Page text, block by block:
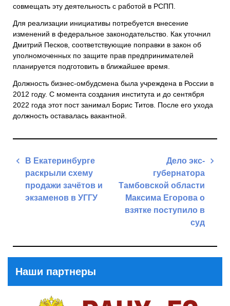
совмещать эту деятельность с работой в РСПП.
Для реализации инициативы потребуется внесение
изменений в федеральное законодательство. Как уточнил
Дмитрий Песков, соответствующие поправки в закон об
уполномоченных по защите прав предпринимателей
планируется подготовить в ближайшее время.
Должность бизнес-омбудсмена была учреждена в России в
2012 году. С момента создания института и до сентября
2022 года этот пост занимал Борис Титов. После его ухода
должность оставалась вакантной.
Навигация
записям
В Екатеринбурге
раскрыли схему
продажи зачётов и
экзаменов в УГГУ
Дело экс-
губернатора
Тамбовской области
Максима Егорова о
взятке поступило в
суд
Наши партнеры